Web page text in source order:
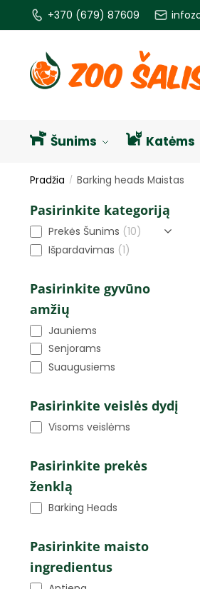
+370 (679) 87609
Šunims Katėms
Pradžia / Barking heads Maistas
Pasirinkite kategoriją
Prekės Šunims (10)
Išpardavimas (1)
Pasirinkite gyvūno
amžių
Jauniems
Senjorams
Suaugusiems
Pasirinkite veislės dydį
Visoms veislėms
Pasirinkite prekės
ženklą
Barking Heads
Pasirinkite maisto
ingredientus